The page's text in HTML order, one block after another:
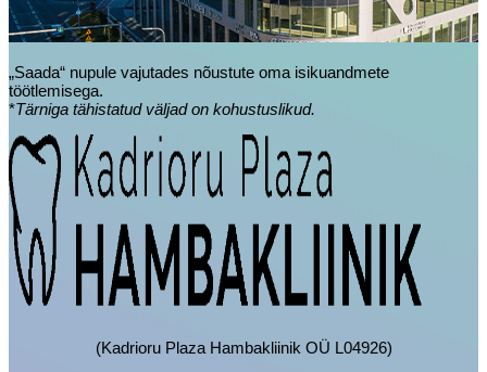
„Saada“ nupule vajutades nõustute oma isikuandmete
töötlemisega.
*Tärniga tähistatud väljad on kohustuslikud.
(Kadrioru Plaza Hambakliinik OÜ L04926)